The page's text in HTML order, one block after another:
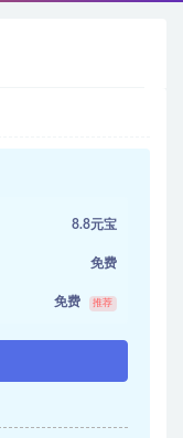
8.8元宝
免费
免费 推荐